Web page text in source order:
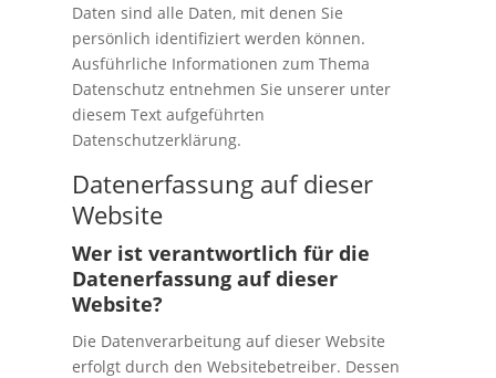
Daten sind alle Daten, mit denen Sie
persönlich identifiziert werden können.
Ausführliche Informationen zum Thema
Datenschutz entnehmen Sie unserer unter
diesem Text aufgeführten
Datenschutzerklärung.
Datenerfassung auf dieser
Website
Wer ist verantwortlich für die
Datenerfassung auf dieser
Website?
Die Datenverarbeitung auf dieser Website
erfolgt durch den Websitebetreiber. Dessen